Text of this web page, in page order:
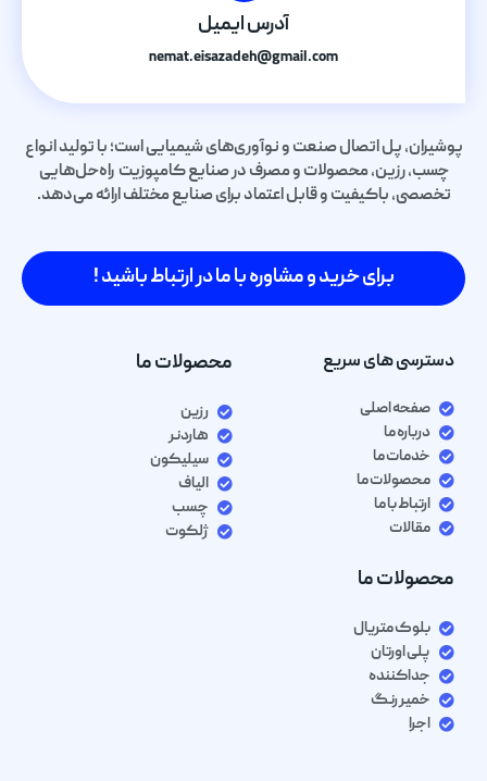
آدرس ایمیل
nemat.eisazadeh@gmail.com
پوشیران، پل اتصال صنعت و نوآوری‌های شیمیایی است؛ با تولید انواع
چسب، رزین، محصولات و مصرف در صنایع کامپوزیت راه‌حل‌هایی
تخصصی، باکیفیت و قابل اعتماد برای صنایع مختلف ارائه می‌دهد.
برای خرید و مشاوره با ما در ارتباط باشید !
دسترسی های سریع
صفحه اصلی
درباره ما
خدمات ما
محصولات ما
ارتباط با ما
مقالات
محصولات ما
رزین
هاردنر
سیلیکون
الیاف
چسب
ژلکوت
محصولات ما
بلوک متریال
پلی اورتان
جداکننده
خمیر رنگ
اجرا